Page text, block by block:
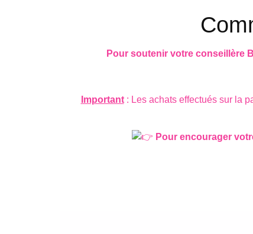
Pour soutenir votre conseillère
Important: Les achats effectués sur la
Pour encourager